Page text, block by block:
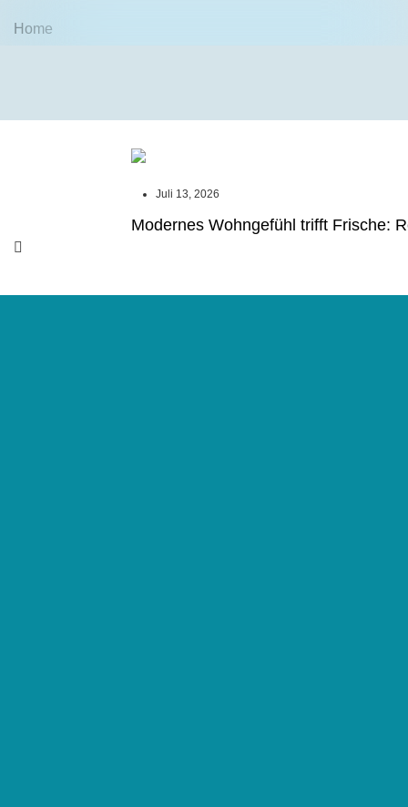
Home
Juli 13, 2026
Modernes Wohngefühl trifft Frische: